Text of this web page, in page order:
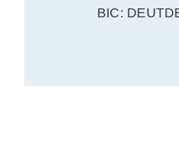
BIC: